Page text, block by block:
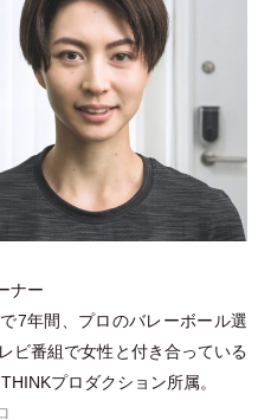
ナー
7年間、プロのバレーボール選
ビ番組で女性と付き合っている
プロダクション所属。